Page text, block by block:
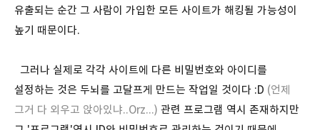
유출되는 순간 그 사람이 가입한 모든 사이트가 해킹될 가능성이
높기 때문이다.
그러나 실제로 각각 사이트에 다른 비밀번호와 아이디를
설정하는 것은 두뇌를 고달프게 만드는 작업일 것이다 :D (언제
그거 다 외우고 앉아있냐..Orz...) 관련 프로그램 역시 존재하지만